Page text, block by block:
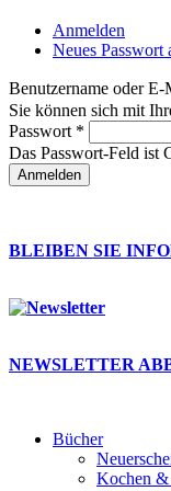
Haupt-Reiter
Anmelden
Neues Passwort
Benutzername oder
Sie können sich mit
Passwort *
Das Passwort-Feld ist
BLEIBEN SIE
NEWSLETTER
Bücher
Kochen &